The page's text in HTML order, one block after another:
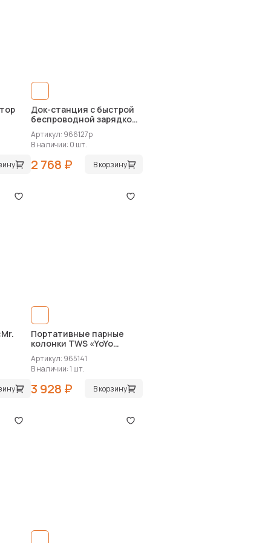
Док-станция с быстрой
беспроводной зарядкой
«Geo Dock»
Артикул: 966127p
В наличии: 0 шт.
2 768 ₽ В корзину
Портативные парные
колонки TWS «YoYo
Stereo»
Артикул: 965141
В наличии: 1 шт.
3 928 ₽ В корзину